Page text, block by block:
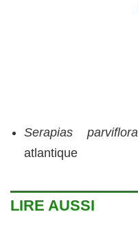
Serapias parviflora
atlantique
LIRE AUSSI